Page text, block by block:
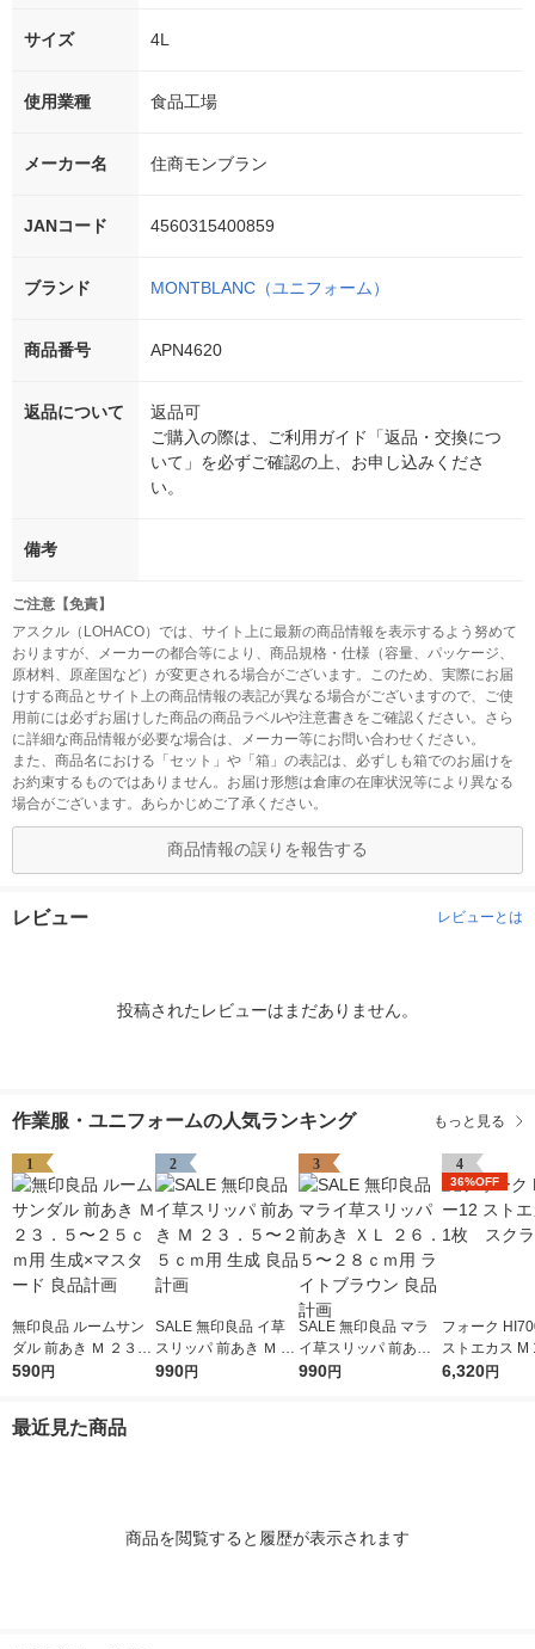
サイズ 4L
使用業種 食品工場
メーカー名 住商モンブラン
JANコード 4560315400859
ブランド MONTBLANC（ユニフォーム）
商品番号 APN4620
返品について
返品可
ご購入の際は、ご利用ガイド「返品・交換につ
いて」を必ずご確認の上、お申し込みくださ
い。
備考
ご注意【免責】
アスクル（LOHACO）では、サイト上に最新の商品情報を表示するよう努めて
おりますが、メーカーの都合等により、商品規格・仕様（容量、パッケージ、
原材料、原産国など）が変更される場合がございます。このため、実際にお届
けする商品とサイト上の商品情報の表記が異なる場合がございますので、ご使
用前には必ずお届けした商品の商品ラベルや注意書きをご確認ください。さら
に詳細な商品情報が必要な場合は、メーカー等にお問い合わせください。
また、商品名における「セット」や「箱」の表記は、必ずしも箱でのお届けを
お約束するものではありません。お届け形態は倉庫の在庫状況等により異なる
場合がございます。あらかじめご了承ください。
商品情報の誤りを報告する
レビュー レビューとは
投稿されたレビューはまだありません。
作業服・ユニフォームの人気ランキング もっと見る
1
無印良品 ルームサン
ダル 前あき Ｍ ２３．
５〜２５ｃｍ用 生成×
590円
2
SALE 無印良品 イ草
スリッパ 前あき Ｍ ２
３．５〜２５ｃｍ用
990円
3
SALE 無印良品 マラ
イ草スリッパ 前あき
ＸＬ ２６．５〜２８
990円
4
36%OFF
フォーク
ストエカス
クラブ
6,320円
最近見た商品
商品を閲覧すると履歴が表示されます